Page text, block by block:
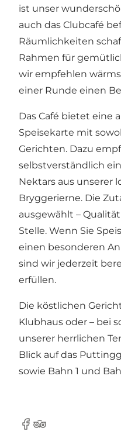
ist unser
auch das Clubcafé
Räumlichkeiten
Rahmen für
wir empfehlen
einer Runde einen
Das Café bietet eine
Speisekarte mit
Gerichten. Dazu
selbstverständlich
Nektars aus unserer
Bryggerierne. Die
ausgewählt –
Stelle. Wenn Sie
einen besonderen
sind wir jederzeit
erfüllen.
Die köstlichen
Klubhaus oder – bei
unserer herrlichen
Blick auf das
sowie Bahn 1 und
Facebook
Tripadvisor